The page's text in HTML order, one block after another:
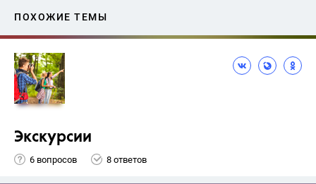
ПОХОЖИЕ ТЕМЫ
Экскурсии
6 вопросов 8 ответов